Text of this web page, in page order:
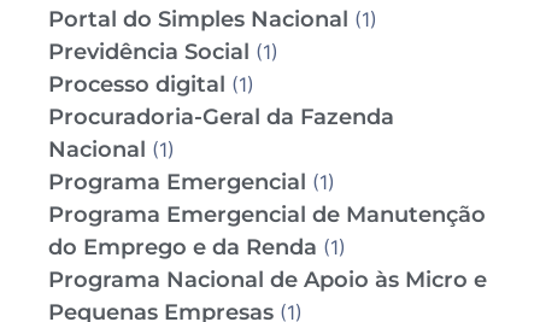
Portal do Simples Nacional (1)
Previdência Social (1)
Processo digital (1)
Procuradoria-Geral da Fazenda
Nacional (1)
Programa Emergencial (1)
Programa Emergencial de Manutenção
do Emprego e da Renda (1)
Programa Nacional de Apoio às Micro e
Pequenas Empresas (1)